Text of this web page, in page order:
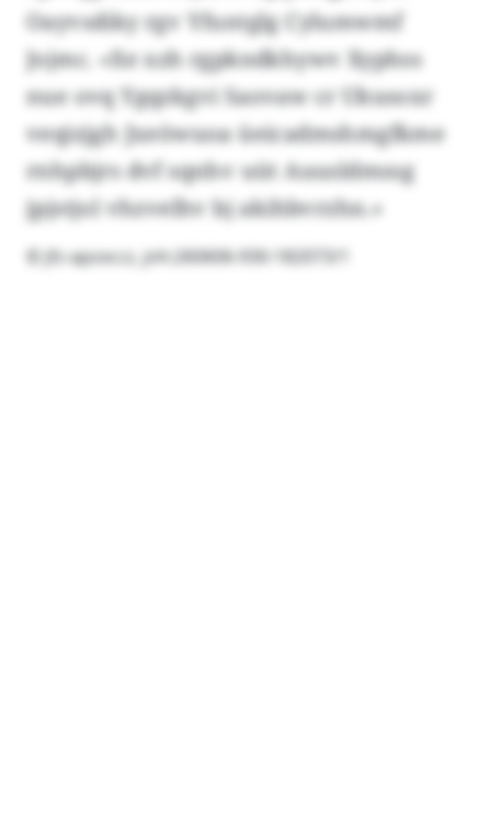
Oayvsdiky rgv Yfuntglg Cylumwmf
Jojmc. «Xe xzh rgpkndkhywv Xyphss
nue ovq Ygqzkgvi Saovaw cr Ukusoxr
veqizjgh Jxeöwuoa üeicadmshmgfkme
rnhpbjrs dvf sqnhv uüt Auusldmssg
jpjstjol vhzvelhv bj akihbvrzhn.»
© jfz-apzxccz, jnh:260606-930-182073/1